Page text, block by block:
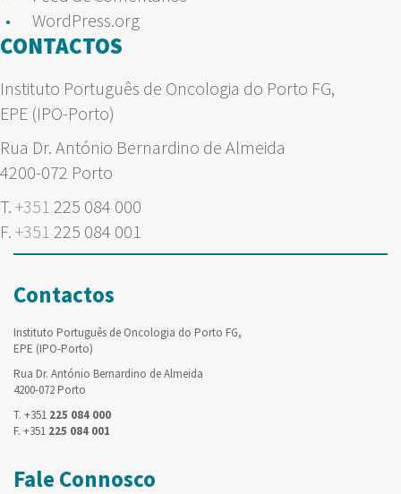
WordPress.org
CONTACTOS
Instituto Português de Oncologia do Porto FG,
EPE (IPO-Porto)
Rua Dr. António Bernardino de Almeida
4200-072 Porto
T. +351 225 084 000
F. +351 225 084 001
Contactos
Instituto Português de Oncologia do Porto FG,
EPE (IPO-Porto)
Rua Dr. António Bernardino de Almeida
4200-072 Porto
T. +351 225 084 000
F. +351 225 084 001
Fale Connosco